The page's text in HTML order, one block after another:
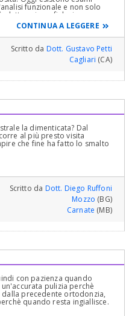
funzionale e non solo
elettromiografiche in
di gruppi muscolari specifici
e registrando degli
teleradiografie particolari
e il profilo
(stereofotografia
il volume osseo, quindi,
uno studio a "tavolino" dei
entrati in concetti complessi!
del profilo e di Fronte
Clinica Gnatologica a
già descritta! fare una
bisognerebbe vederla
che spero non l’abbia
che le patologie
il "discorso miofunzionale
le valutazioni da fare sono
Cari saluti, domandandomi
grande inaccettabile
CONTINUA A LEGGERE
Scritto da Dott. Gustavo Petti
Cagliari (CA)
la dimenticata? Dal
al più presto visita
che fine ha fatto lo smalto
Scritto da Dott. Diego Ruffoni
Mozzo (BG)
Carnate (MB)
con pazienza quando
pulizia perchè
precedente ortodonzia,
quando resta ingiallisce.